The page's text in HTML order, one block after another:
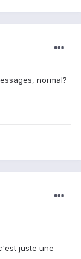
normal?
juste une